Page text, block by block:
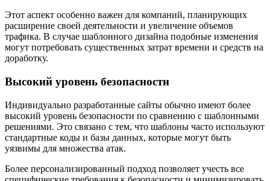
Этот аспект особенно важен для компаний, планирующих
расширение своей деятельности и увеличение объемов
трафика. В случае шаблонного дизайна подобные изменения
могут потребовать существенных затрат времени и средств на
доработку.
Высокий уровень безопасности
Индивидуально разработанные сайты обычно имеют более
высокий уровень безопасности по сравнению с шаблонными
решениями. Это связано с тем, что шаблоны часто используют
стандартные коды и базы данных, которые могут быть
уязвимы для множества атак.
Более персонализированный подход позволяет учесть все